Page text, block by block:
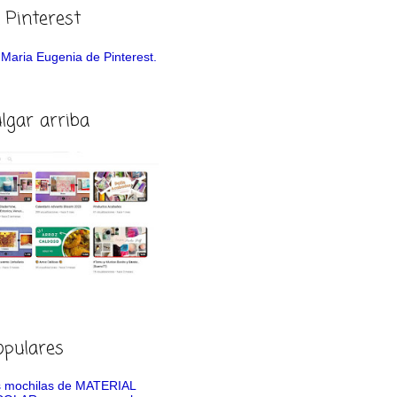
Pinterest
Eugenia de Pinterest.
arriba
mochilas de MATERIAL